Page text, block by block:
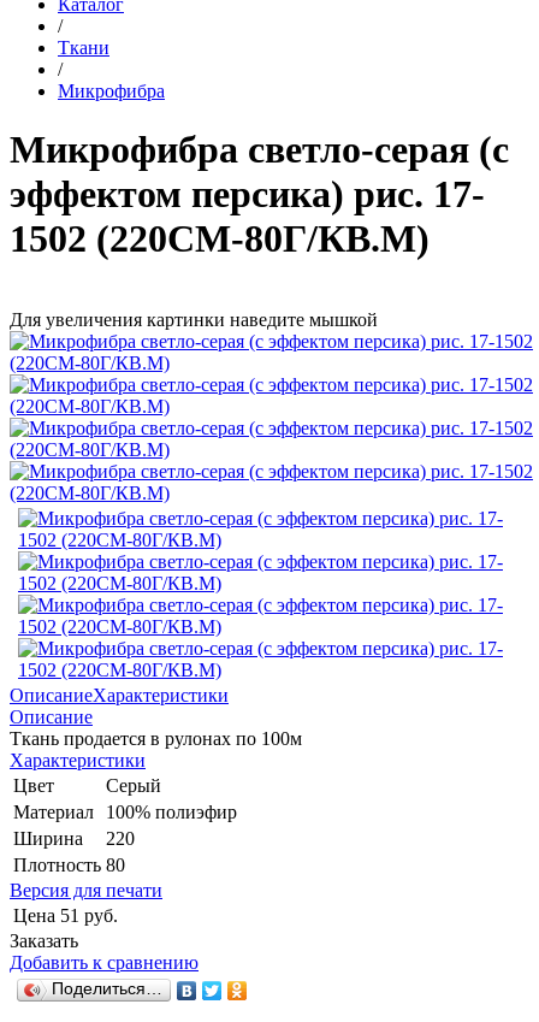
Каталог
/
Ткани
/
Микрофибра
Микрофибра светло-серая (с
эффектом персика) рис. 17-
1502 (220СМ-80Г/КВ.М)
Для увеличения картинки наведите мышкой
ОписаниеХарактеристики
Описание
Ткань продается в рулонах по 100м
Характеристики
Цвет
Серый
Материал
100% полиэфир
Ширина
220
Плотность 80
Версия для печати
Цена 51 руб.
Заказать
Добавить к сравнению
Поделиться…